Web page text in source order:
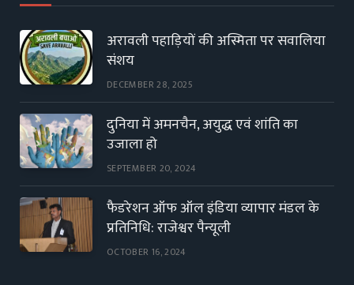
अरावली पहाड़ियों की अस्मिता पर सवालिया
संशय
DECEMBER 28, 2025
दुनिया में अमनचैन, अयुद्ध एवं शांति का
उजाला हो
SEPTEMBER 20, 2024
फैडरेशन ऑफ ऑल इंडिया व्यापार मंडल के
प्रतिनिधि: राजेश्वर पैन्यूली
OCTOBER 16, 2024